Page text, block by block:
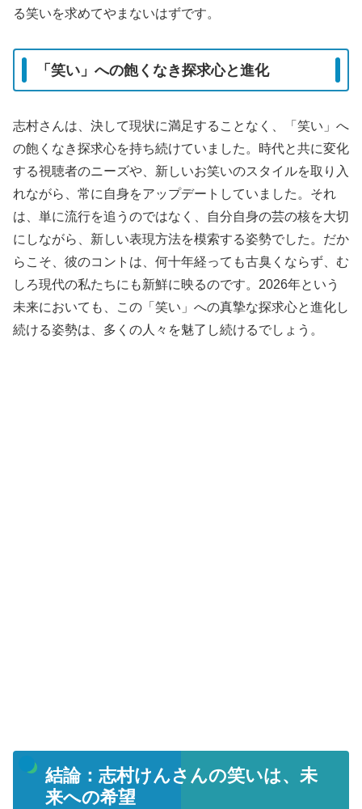
る笑いを求めてやまないはずです。
「笑い」への飽くなき探求心と進化
志村さんは、決して現状に満足することなく、「笑い」へ
の飽くなき探求心を持ち続けていました。時代と共に変化
する視聴者のニーズや、新しいお笑いのスタイルを取り入
れながら、常に自身をアップデートしていました。それ
は、単に流行を追うのではなく、自分自身の芸の核を大切
にしながら、新しい表現方法を模索する姿勢でした。だか
らこそ、彼のコントは、何十年経っても古臭くならず、む
しろ現代の私たちにも新鮮に映るのです。2026年という
未来においても、この「笑い」への真摯な探求心と進化し
続ける姿勢は、多くの人々を魅了し続けるでしょう。
結論：志村けんさんの笑いは、未
来への希望